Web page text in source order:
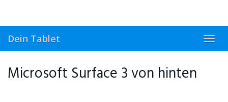
main
content
Dein Tablet
Microsoft Surface 3 von hinten